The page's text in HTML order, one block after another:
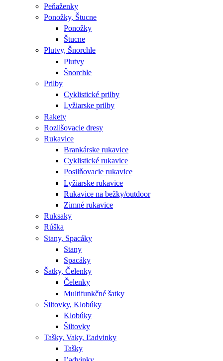
Peňaženky
Ponožky, Štucne
Ponožky
Štucne
Plutvy, Šnorchle
Plutvy
Šnorchle
Prilby
Cyklistické prilby
Lyžiarske prilby
Rakety
Rozlišovacie dresy
Rukavice
Brankárske rukavice
Cyklistické rukavice
Posilňovacie rukavice
Lyžiarske rukavice
Rukavice na bežky/outdoor
Zimné rukavice
Ruksaky
Rúška
Stany, Spacáky
Stany
Spacáky
Šatky, Čelenky
Čelenky
Multifunkčné šatky
Šiltovky, Klobúky
Klobúky
Šiltovky
Tašky, Vaky, Ľadvinky
Tašky